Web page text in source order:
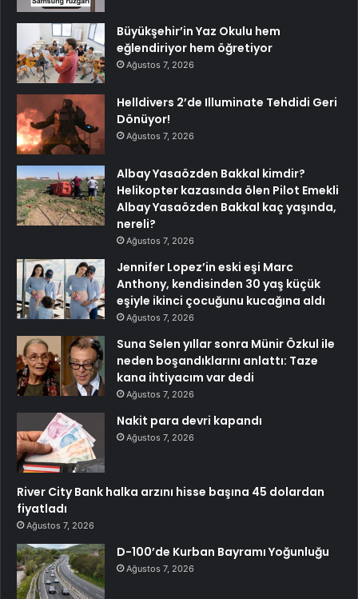
Büyükşehir’in Yaz Okulu hem
eğlendiriyor hem öğretiyor
Ağustos 7, 2026
Helldivers 2’de Illuminate Tehdidi Geri
Dönüyor!
Ağustos 7, 2026
Albay Yasaözden Bakkal kimdir?
Helikopter kazasında ölen Pilot Emekli
Albay Yasaözden Bakkal kaç yaşında,
nereli?
Ağustos 7, 2026
Jennifer Lopez’in eski eşi Marc
Anthony, kendisinden 30 yaş küçük
eşiyle ikinci çocuğunu kucağına aldı
Ağustos 7, 2026
Suna Selen yıllar sonra Münir Özkul ile
neden boşandıklarını anlattı: Taze
kana ihtiyacım var dedi
Ağustos 7, 2026
Nakit para devri kapandı
Ağustos 7, 2026
River City Bank halka arzını hisse başına 45 dolardan
fiyatladı
Ağustos 7, 2026
D-100’de Kurban Bayramı Yoğunluğu
Ağustos 7, 2026